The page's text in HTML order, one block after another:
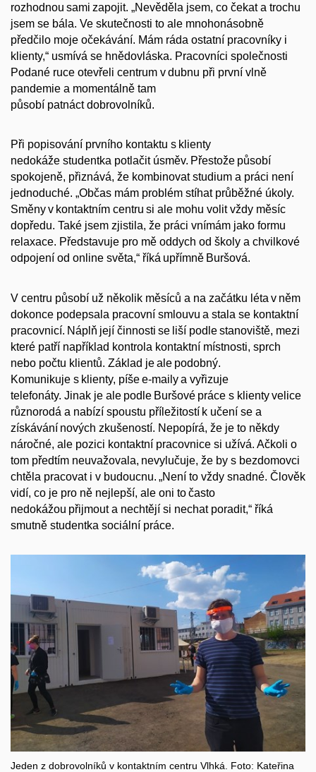
rozhodnou sami zapojit. „Nevěděla jsem, co čekat a trochu
jsem se bála. Ve skutečnosti to ale mnohonásobně
předčilo moje očekávání. Mám ráda ostatní pracovníky i
klienty,“ usmívá se hnědovláska. Pracovníci společnosti
Podané ruce otevřeli centrum v dubnu při první vlně
pandemie a momentálně tam
působí patnáct dobrovolníků.
Při popisování prvního kontaktu s klienty
nedokáže studentka potlačit úsměv. Přestože působí
spokojeně, přiznává, že kombinovat studium a práci není
jednoduché. „Občas mám problém stíhat průběžné úkoly.
Směny v kontaktním centru si ale mohu volit vždy měsíc
dopředu. Také jsem zjistila, že práci vnímám jako formu
relaxace. Představuje pro mě oddych od školy a chvilkové
odpojení od online světa,“ říká upřímně Buršová.
V centru působí už několik měsíců a na začátku léta v něm
dokonce podepsala pracovní smlouvu a stala se kontaktní
pracovnicí. Náplň její činnosti se liší podle stanoviště, mezi
které patří například kontrola kontaktní místnosti, sprch
nebo počtu klientů. Základ je ale podobný.
Komunikuje s klienty, píše e-maily a vyřizuje
telefonáty. Jinak je ale podle Buršové práce s klienty velice
různorodá a nabízí spoustu příležitostí k učení se a
získávání nových zkušeností. Nepopírá, že je to někdy
náročné, ale pozici kontaktní pracovnice si užívá. Ačkoli o
tom předtím neuvažovala, nevylučuje, že by s bezdomovci
chtěla pracovat i v budoucnu. „Není to vždy snadné. Člověk
vidí, co je pro ně nejlepší, ale oni to často
nedokážou přijmout a nechtějí si nechat poradit,“ říká
smutně studentka sociální práce.
Jeden z dobrovolníků v kontaktním centru Vlhká. Foto: Kateřina